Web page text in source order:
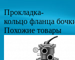
Прокладка-
кольцо фланца
Похожие товары